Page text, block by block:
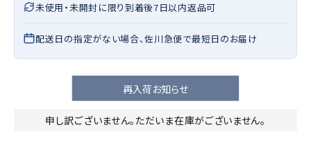
未使用・未開封に限り到着後7日以内返品可
配送日の指定がない場合、佐川急便で最短日のお届け
再入荷お知らせ
申し訳ございません。ただいま在庫がございません。